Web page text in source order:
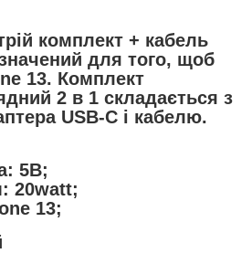
комплект + кабель
для того, щоб
13. Комплект
2 в 1 складається з
USB-C і кабелю.
5В;
20watt;
13;